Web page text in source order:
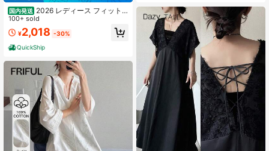
国内発送 2026 レディース フィット
デザイナー メッシュ パッチワーク
ドレス 夏 ファッショナブル リラッ
クス マキシワンピース 母の日 ギフ
ト パーティー デート ショッピング
通勤 通学 最適 ロングワンピース Aラ
イン フレア
100+ sold
¥2,018 -30%
QuickShip